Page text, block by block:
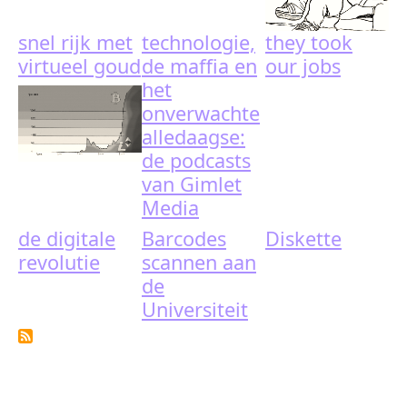
snel rijk met
virtueel goud
technologie,
de maffia en
het
onverwachte
alledaagse:
de podcasts
van Gimlet
Media
they took
our jobs
de digitale
revolutie
Barcodes
scannen aan
de
Universiteit
Diskette